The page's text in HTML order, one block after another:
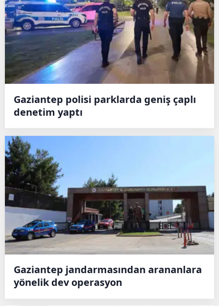
Gaziantep polisi parklarda geniş çaplı
denetim yaptı
Gaziantep jandarmasından arananlara
yönelik dev operasyon